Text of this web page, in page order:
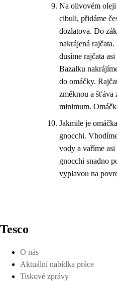
Na olivovém oleji
cibuli, přidáme
dozlatova. Do
nakrájená
dusíme rajčata
Bazalku
do omáčky.
změknou a šťáva
minimum.
Jakmile je
gnocchi.
vody a vaříme
gnocchi snadno
vyplavou na
Tesco
O nás
Aktuální nabídka práce
Tiskové zprávy